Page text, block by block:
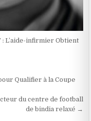
: L’aide-infirmier Obtient
Qualifier à la Coupe
du centre de football
de bindia relaxé →